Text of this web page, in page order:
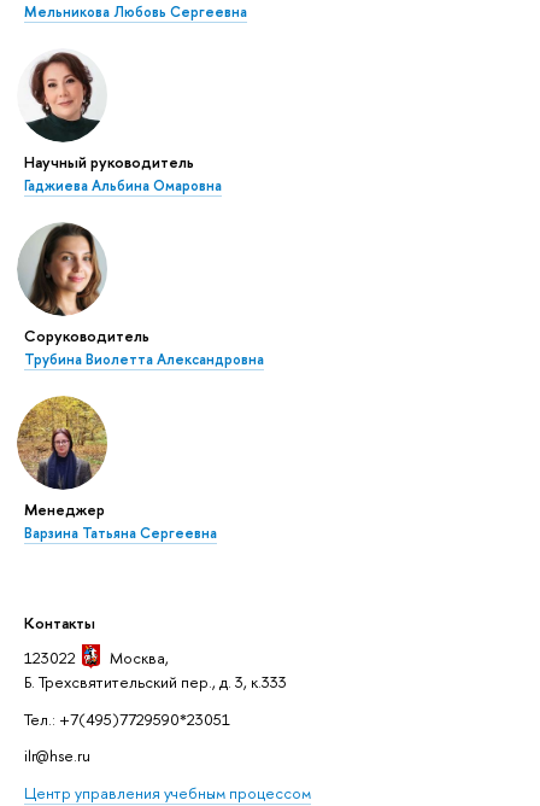
Мельникова Любовь Сергеевна
Научный руководитель
Гаджиева Альбина Омаровна
Соруководитель
Трубина Виолетта Александровна
Менеджер
Варзина Татьяна Сергеевна
Контакты
123022
Москва,
Б. Трехсвятительский пер., д. 3, к.333
Тел.: +7(495)7729590*23051
ilr@hse.ru
Центр управления учебным процессом